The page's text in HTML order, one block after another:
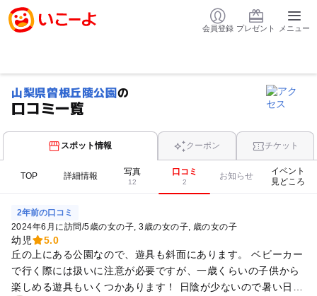
会員登録 プレゼント メニュー
山梨県曽根丘陵公園の
口コミ一覧
スポット情報 クーポン チケット
TOP 詳細情報 写真
12
口コミ
2
お知らせ
イベント
見どころ
2年前の口コミ
2024年6月に訪問/5歳の女の子 3歳の女の子 歳の女の子
幼児
5.0
丘の上にある公園なので、遊具も斜面にあります。 ベビーカー
で行く際には扱いに注意が必要ですが、一歳くらいの子供から
楽しめる遊具もいくつかあります！ 日陰が少ないので暑い日に